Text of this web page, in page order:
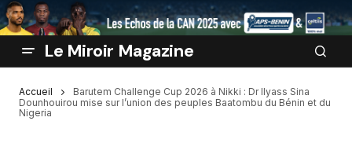
Le Miroir Magazine
Accueil
Barutem Challenge Cup 2026 à Nikki : Dr Ilyass Sina
Dounhouirou mise sur l’union des peuples Baatombu du Bénin et du
Nigeria